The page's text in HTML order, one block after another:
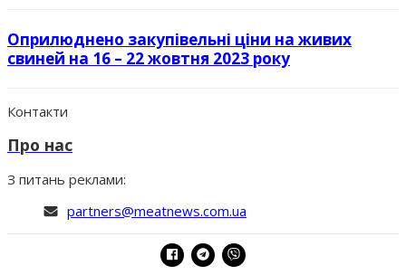
Оприлюднено закупівельні ціни на живих
свиней на 16 – 22 жовтня 2023 року
Контакти
Про нас
З питань реклами:
partners@meatnews.com.ua